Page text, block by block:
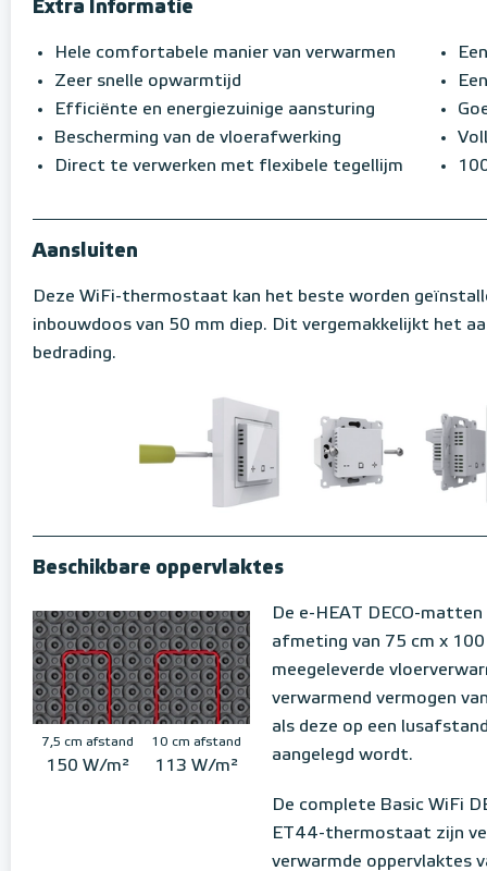
Extra Informatie
Hele comfortabele manier van verwarmen
Zeer snelle opwarmtijd
Efficiënte en energiezuinige aansturing
Bescherming van de vloerafwerking
Direct te verwerken met flexibele tegellijm
Aansluiten
Deze WiFi-thermostaat kan het beste worden
inbouwdoos van 50 mm diep. Dit vergemakkelijkt het
bedrading.
Beschikbare oppervlaktes
7,5 cm afstand
150 W/m²
10 cm afstand
113 W/m²
De e-HEAT DECO-matten
afmeting van 75 cm x
meegeleverde
verwarmend vermogen
als deze op een
aangelegd wordt.
De complete Basic WiFi
ET44-thermostaat zijn
verwarmde oppervlaktes